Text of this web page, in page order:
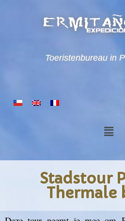
Toeristenbureau in
Stadstour
Thermale